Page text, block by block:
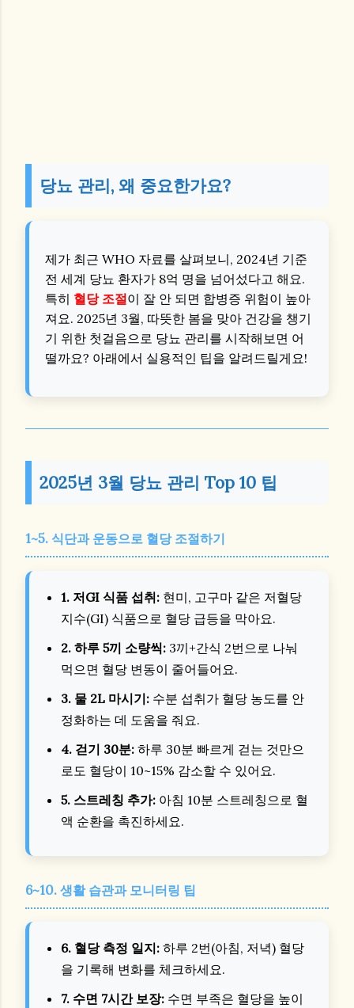
당뇨 관리, 왜 중요한가요?
제가 최근 WHO 자료를 살펴보니, 2024년 기준
전 세계 당뇨 환자가 8억 명을 넘어섰다고 해요.
특히 혈당 조절이 잘 안 되면 합병증 위험이 높아
져요. 2025년 3월, 따뜻한 봄을 맞아 건강을 챙기
기 위한 첫걸음으로 당뇨 관리를 시작해보면 어
떨까요? 아래에서 실용적인 팁을 알려드릴게요!
2025년 3월 당뇨 관리 Top 10 팁
1~5. 식단과 운동으로 혈당 조절하기
1. 저GI 식품 섭취: 현미, 고구마 같은 저혈당
지수(GI) 식품으로 혈당 급등을 막아요.
2. 하루 5끼 소량씩: 3끼+간식 2번으로 나눠
먹으면 혈당 변동이 줄어들어요.
3. 물 2L 마시기: 수분 섭취가 혈당 농도를 안
정화하는 데 도움을 줘요.
4. 걷기 30분: 하루 30분 빠르게 걷는 것만으
로도 혈당이 10~15% 감소할 수 있어요.
5. 스트레칭 추가: 아침 10분 스트레칭으로 혈
액 순환을 촉진하세요.
6~10. 생활 습관과 모니터링 팁
6. 혈당 측정 일지: 하루 2번(아침, 저녁) 혈당
을 기록해 변화를 체크하세요.
7. 수면 7시간 보장: 수면 부족은 혈당을 높이